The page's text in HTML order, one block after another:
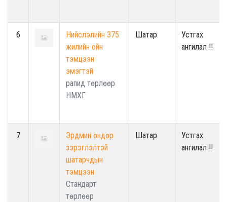
6
Нийслэлийн 375
жилийн ойн
тэмцээн
эмэгтэй
рапид төрлөөр
НМХГ
Шатар
Устгах
ангилал !!
7
Эрдмин өндөр
зэрэглэлтэй
шатарчдын
тэмцээн
Стандарт
төрлөөр
Шатар
Устгах
ангилал !!